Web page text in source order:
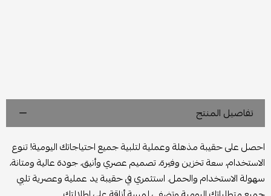
تفاصيل المنتج
احصل على حقيبة مذهلة وعملية لتلبية جميع احتياجاتك اليومية! تنوع
الاستخدام، سعة تخزين وفيرة، تصميم عصري وأنيق، جودة عالية ومتانة،
سهولة الاستخدام والحمل. استثمري في حقيبة يد عملية وعصرية تلبي